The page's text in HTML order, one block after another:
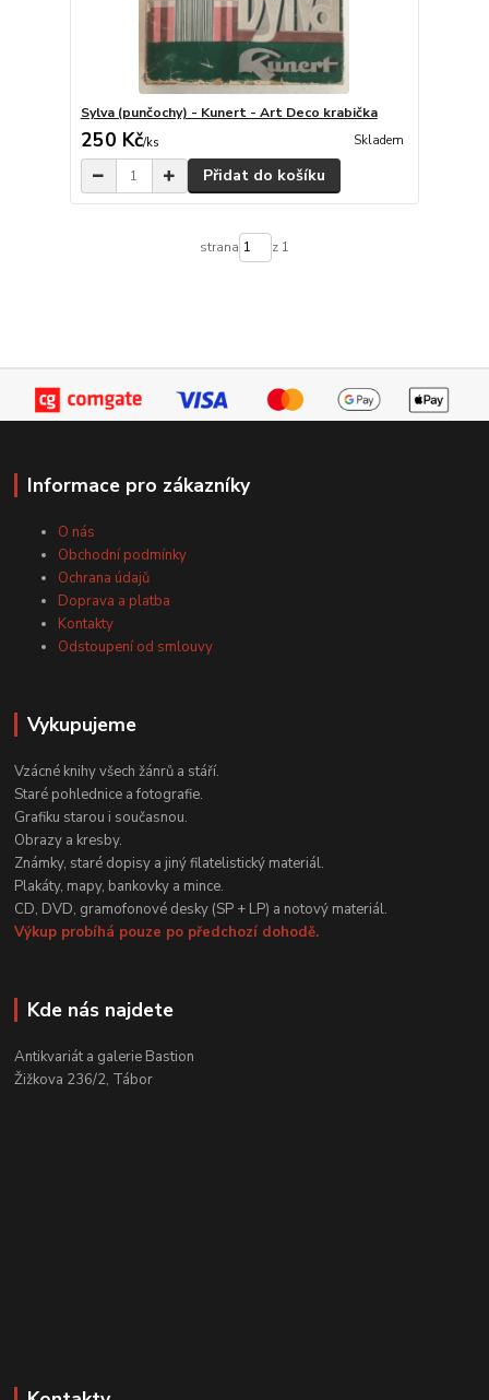
Sylva (punčochy) - Kunert - Art Deco krabička
250 Kč/ks Skladem
Přidat do košíku
strana z 1
Informace pro zákazníky
O nás
Obchodní podmínky
Ochrana údajů
Doprava a platba
Kontakty
Odstoupení od smlouvy
Vykupujeme
Vzácné knihy všech žánrů a stáří.
Staré pohlednice a fotografie.
Grafiku starou i současnou.
Obrazy a kresby.
Známky, staré dopisy a jiný filatelistický materiál.
Plakáty, mapy, bankovky a mince.
CD, DVD, gramofonové desky (SP + LP) a notový materiál.
Výkup probíhá pouze po předchozí dohodě.
Kde nás najdete
Antikvariát a galerie Bastion
Žižkova 236/2, Tábor